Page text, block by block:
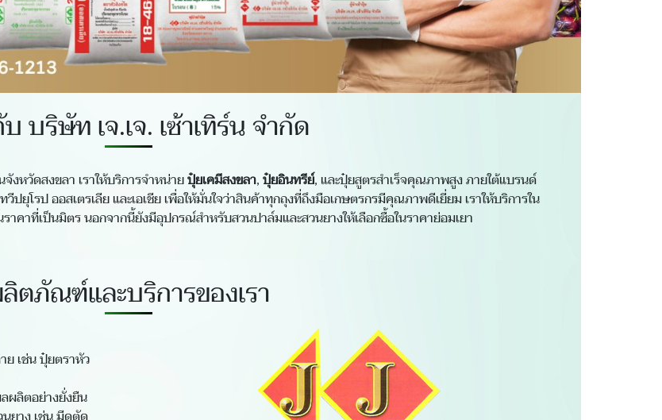
บริษัท เจ.เจ. เซ้าเทิร์น จำกัด
งหวัดสงขลา เราให้บริการจำหน่ายปุ๋ยเคมีสงขลา,ปุ๋ยอินทรีย์, และปุ๋ยสูตรสำเร็จคุณภาพสูง ภายใต้แบรนด์
ปยุโรป ออสเตรเลีย และเอเชีย เพื่อให้มั่นใจว่าสินค้าทุกถุงที่ถึงมือเกษตรกรมีคุณภาพดีเยี่ยม เราให้บริการใน
าคาที่เป็นมิตร นอกจากนี้ยังมีอุปกรณ์สำหรับสวนปาล์มและสวนยางให้เลือกซื้อในราคาย่อมเยา
ตภัณฑ์และบริการของเรา
ย เช่น ปุ๋ยตราหัว
ผลิตอย่างยั่งยืน